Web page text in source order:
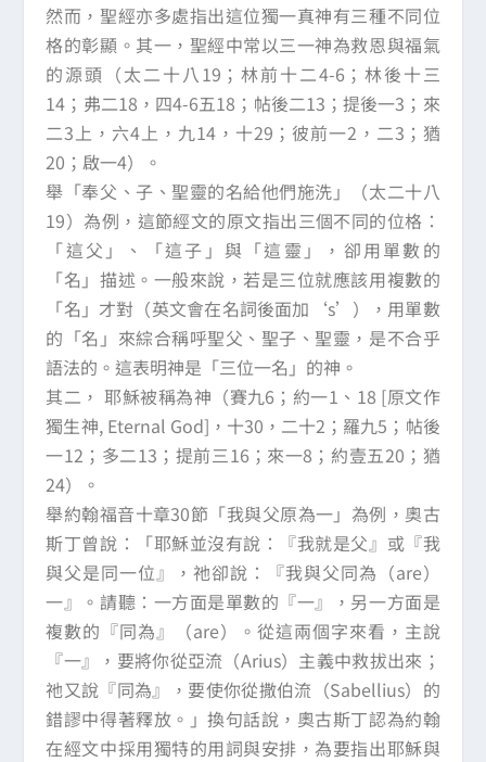
然而，聖經亦多處指出這位獨一真神有三種不同位
格的彰顯。其一，聖經中常以三一神為救恩與福氣
的源頭（太二十八19；林前十二4-6；林後十三
14；弗二18，四4-6五18；帖後二13；提後一3；來
二3上，六4上，九14，十29；彼前一2，二3；猶
20；啟一4）。
舉「奉父、子、聖靈的名給他們施洗」（太二十八
19）為例，這節經文的原文指出三個不同的位格：
「這父」、「這子」與「這靈」，卻用單數的
「名」描述。一般來說，若是三位就應該用複數的
「名」才對（英文會在名詞後面加‘s’），用單數
的「名」來綜合稱呼聖父、聖子、聖靈，是不合乎
語法的。這表明神是「三位一名」的神。
其二， 耶穌被稱為神（賽九6；約一1、18 [原文作
獨生神, Eternal God]，十30，二十2；羅九5；帖後
一12；多二13；提前三16；來一8；約壹五20；猶
24）。
舉約翰福音十章30節「我與父原為一」為例，奧古
斯丁曾說：「耶穌並沒有說：『我就是父』或『我
與父是同一位』，祂卻說：『我與父同為（are）
一』。請聽：一方面是單數的『一』，另一方面是
複數的『同為』（are）。從這兩個字來看，主說
『一』，要將你從亞流（Arius）主義中救拔出來；
祂又說『同為』，要使你從撒伯流（Sabellius）的
錯謬中得著釋放。」換句話說，奧古斯丁認為約翰
在經文中採用獨特的用詞與安排，為要指出耶穌與